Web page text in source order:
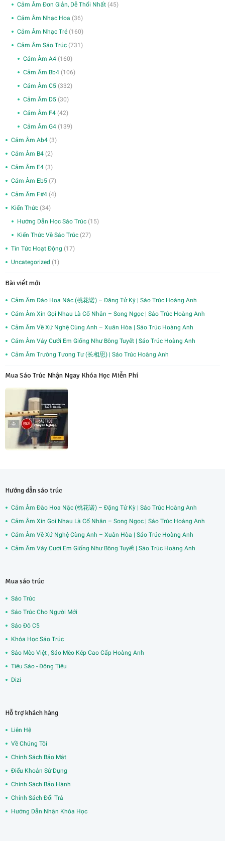
Cảm Âm Đơn Giản, Dễ Thổi Nhất (45)
Cảm Âm Nhạc Hoa (36)
Cảm Âm Nhạc Trẻ (160)
Cảm Âm Sáo Trúc (731)
Cảm Âm A4 (160)
Cảm Âm Bb4 (106)
Cảm Âm C5 (332)
Cảm Âm D5 (30)
Cảm Âm F4 (42)
Cảm Âm G4 (139)
Cảm Âm Ab4 (3)
Cảm Âm B4 (2)
Cảm Âm E4 (3)
Cảm Âm Eb5 (7)
Cảm Âm F#4 (4)
Kiến Thức (34)
Hướng Dẫn Học Sáo Trúc (15)
Kiến Thức Về Sáo Trúc (27)
Tin Tức Hoạt Động (17)
Uncategorized (1)
Bài viết mới
Cảm Âm Đào Hoa Nặc (桃花诺) – Đặng Tử Kỳ | Sáo Trúc Hoàng Anh
Cảm Âm Xin Gọi Nhau Là Cố Nhân – Song Ngọc | Sáo Trúc Hoàng Anh
Cảm Âm Về Xứ Nghệ Cùng Anh – Xuân Hòa | Sáo Trúc Hoàng Anh
Cảm Âm Váy Cưới Em Giống Như Bông Tuyết | Sáo Trúc Hoàng Anh
Cảm Âm Trường Tương Tư (长相思) | Sáo Trúc Hoàng Anh
Mua Sáo Trúc Nhận Ngay Khóa Học Miễn Phí
Hướng dẫn sáo trúc
Cảm Âm Đào Hoa Nặc (桃花诺) – Đặng Tử Kỳ | Sáo Trúc Hoàng Anh
Cảm Âm Xin Gọi Nhau Là Cố Nhân – Song Ngọc | Sáo Trúc Hoàng Anh
Cảm Âm Về Xứ Nghệ Cùng Anh – Xuân Hòa | Sáo Trúc Hoàng Anh
Cảm Âm Váy Cưới Em Giống Như Bông Tuyết | Sáo Trúc Hoàng Anh
Mua sáo trúc
Sáo Trúc
Sáo Trúc Cho Người Mới
Sáo Đô C5
Khóa Học Sáo Trúc
Sáo Mèo Việt , Sáo Mèo Kép Cao Cấp Hoàng Anh
Tiêu Sáo - Động Tiêu
Dizi
Hỗ trợ khách hàng
Liên Hệ
Về Chúng Tôi
Chính Sách Bảo Mật
Điểu Khoản Sử Dụng
Chính Sách Bảo Hành
Chính Sách Đổi Trả
Hướng Dẫn Nhận Khóa Học